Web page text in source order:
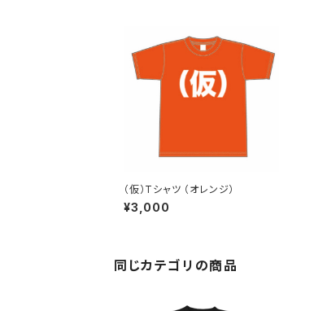
（仮）Tシャツ （オレンジ）
¥3,000
同じカテゴリの商品